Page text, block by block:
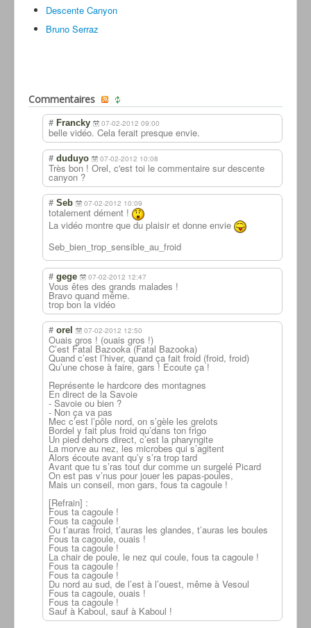
Descente Canyon
Bruno Serraz
Commentaires
# Francky 07-02-2012 09:00
belle vidéo. Cela ferait presque envie.
# duduyo 07-02-2012 10:08
Très bon ! Orel, c'est toi le commentaire sur descente
canyon ?
# Seb 07-02-2012 10:09
totalement dément !
La vidéo montre que du plaisir et donne envie
Seb_bien_trop_sensible_au_froid
# gege 07-02-2012 12:47
Vous êtes des grands malades !
Bravo quand même.
trop bon la vidéo
# orel 07-02-2012 12:50
Ouais gros ! (ouais gros !)
C’est Fatal Bazooka (Fatal Bazooka)
Quand c’est l’hiver, quand ça fait froid (froid, froid)
Qu’une chose à faire, gars ! Ecoute ça !
Représente le hardcore des montagnes
En direct de la Savoie
- Savoie ou bien ?
- Non ça va pas
Mec c’est l’pôle nord, on s’gèle les grelots
Bordel y fait plus froid qu’dans ton frigo
Un pied dehors direct, c’est la pharyngite
La morve au nez, les microbes qui s’agitent
Alors écoute avant qu’y s’ra trop tard
Avant que tu s’ras tout dur comme un surgelé Picard
On est pas v’nus pour jouer les papas-poules,
Mais un conseil, mon gars, fous ta cagoule !
[Refrain] :
Fous ta cagoule !
Fous ta cagoule !
Ou t’auras froid, t’auras les glandes, t’auras les boules
Fous ta cagoule, ouais !
Fous ta cagoule !
La chair de poule, le nez qui coule, fous ta cagoule !
Fous ta cagoule !
Fous ta cagoule !
Du nord au sud, de l’est à l’ouest, même à Vesoul
Fous ta cagoule, ouais !
Fous ta cagoule !
Sauf à Kaboul, sauf à Kaboul !